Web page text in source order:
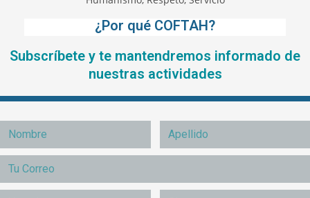
¿Por qué COFTAH?
Subscríbete y te mantendremos informado de
nuestras actividades